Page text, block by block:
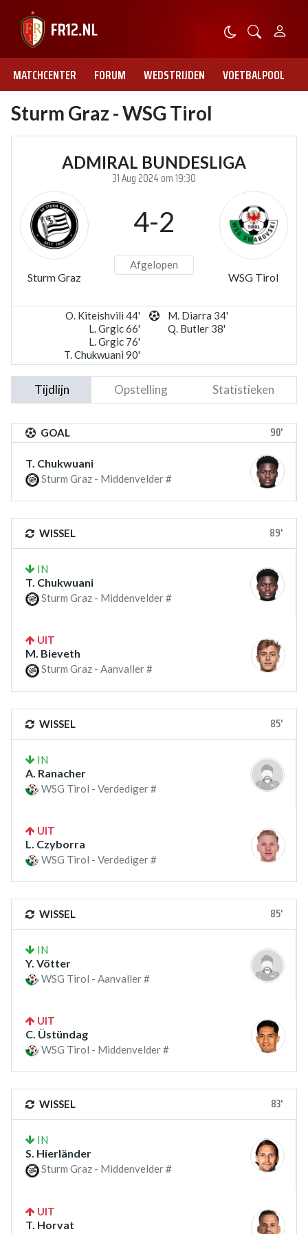
MATCHCENTER FORUM WEDSTRIJDEN VOETBALPOOL
Sturm Graz - WSG Tirol
ADMIRAL BUNDESLIGA
31 Aug 2024 om 19:30
Sturm Graz
4-2
Afgelopen
WSG Tirol
O. Kiteishvili 44'
L. Grgic 66'
L. Grgic 76'
T. Chukwuani 90'
M. Diarra 34'
Q. Butler 38'
Tijdlijn Opstelling Statistieken
GOAL 90'
T. Chukwuani
Sturm Graz - Middenvelder #
WISSEL 89'
IN
T. Chukwuani
Sturm Graz - Middenvelder #
UIT
M. Bieveth
Sturm Graz - Aanvaller #
WISSEL 85'
IN
A. Ranacher
WSG Tirol - Verdediger #
UIT
L. Czyborra
WSG Tirol - Verdediger #
WISSEL 85'
IN
Y. Vötter
WSG Tirol - Aanvaller #
UIT
C. Üstündag
WSG Tirol - Middenvelder #
WISSEL 83'
IN
S. Hierländer
Sturm Graz - Middenvelder #
UIT
T. Horvat